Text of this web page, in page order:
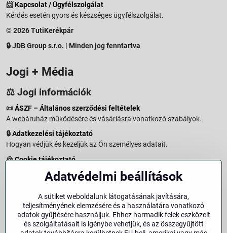
📨Kapcsolat / Ügyfélszolgálat
Kérdés esetén gyors és készséges ügyfélszolgálat.
© 2026 TutiKerékpár
🔒 JDB Group s.r.o. | Minden jog fenntartva
Jogi + Média
⚖️ Jogi információk
📜ÁSZF – Általános szerződési feltételek
A webáruház működésére és vásárlásra vonatkozó szabályok.
🔒Adatkezelési tájékoztató
Hogyan védjük és kezeljük az Ön személyes adatait.
🍪Cookie tájékoztató
A weboldalon használt sütikről és adatkezelésről.
Vásárlástól való elállás menete és feltételei.
Elállás a szerződéstől
Impresszum
Adatvédelmi beállítások
A sütiket weboldalunk látogatásának javítására,
teljesítményének elemzésére és a használatára vonatkozó
adatok gyűjtésére használjuk. Ehhez harmadik felek eszközeit
és szolgáltatásait is igénybe vehetjük, és az összegyűjtött